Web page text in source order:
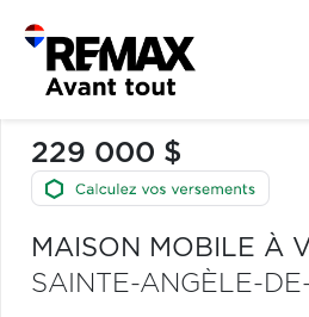
229 000 $
MAISON MOBILE À
SAINTE-ANGÈLE-